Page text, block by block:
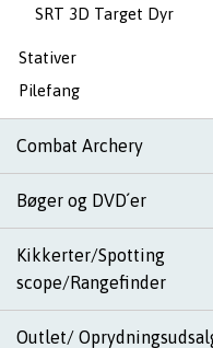
SRT 3D Target Dyr
Stativer
Pilefang
Combat Archery
Bøger og DVD´er
Kikkerter/Spotting
scope/Rangefinder
Outlet/